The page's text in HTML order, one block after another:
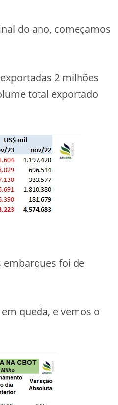
do ano, começamos
2 milhões
total exportado
embarques foi de
queda, e vemos o